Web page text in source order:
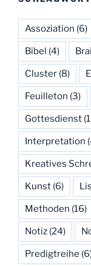
Assoziation (6)
Bibel (4)
Cluster (8)
Feuilleton (3)
Gottesdienst
Interpretation
Kreatives
Kunst (6)
Methoden (16)
Notiz (24)
Predigtreihe